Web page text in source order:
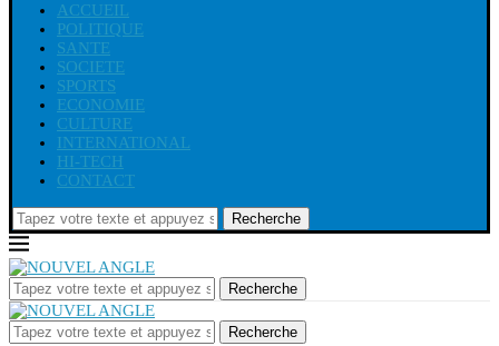
ACCUEIL
POLITIQUE
SANTE
SOCIETE
SPORTS
ECONOMIE
CULTURE
INTERNATIONAL
HI-TECH
CONTACT
Recherche
Recherche
Recherche